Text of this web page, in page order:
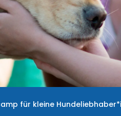
für kleine